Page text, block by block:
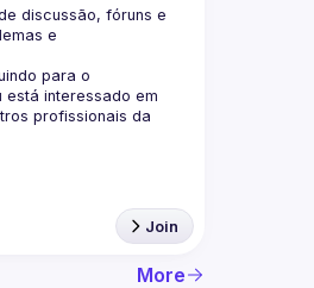
discussão, fóruns e
e
para o
está interessado em
profissionais da
Join
More